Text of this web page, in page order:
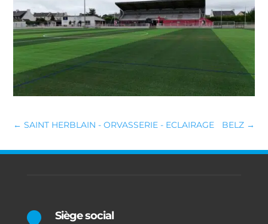
←SAINT HERBLAIN - ORVASSERIE - ECLAIRAGE BELZ→
 Siège social